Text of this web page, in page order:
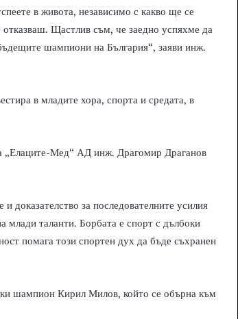
в живота, независимо с какво ще се
отказваш. Щастлив съм, че заедно успяхме да
шампиони на България“, заяви инж.
в младите хора, спорта и средата, в
„Елаците-Мед“ АД инж. Драгомир Драганов
доказателство за последователните усилия
млади таланти. Борбата е спорт с дълбоки
помага този спортен дух да бъде съхранен
шампион Кирил Милов, който се обърна към